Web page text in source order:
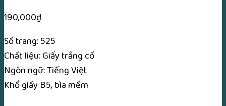
190,000₫
Số trang: 525
Chất liệu: Giấy trắng cổ
Ngôn ngữ: Tiếng Việt
Khổ giấy B5, bìa mềm